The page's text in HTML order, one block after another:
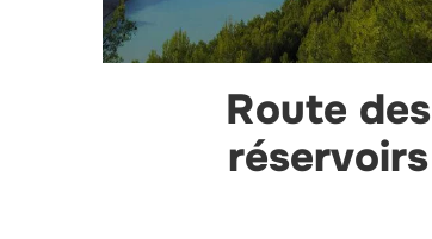
Route des
réservoirs